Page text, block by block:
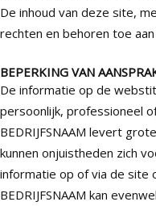
De inhoud van deze site,
rechten en behoren toe
BEPERKING VAN
De informatie op de
persoonlijk, professioneel
BEDRIJFSNAAM levert
kunnen onjuistheden zich
informatie op of via de site
BEDRIJFSNAAM kan